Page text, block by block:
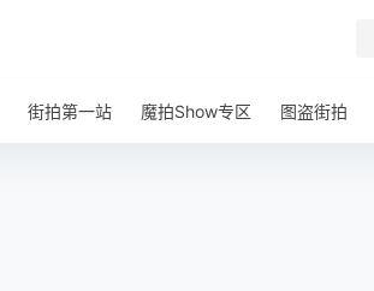
街拍第一站 魔拍Show专区 图盗街拍